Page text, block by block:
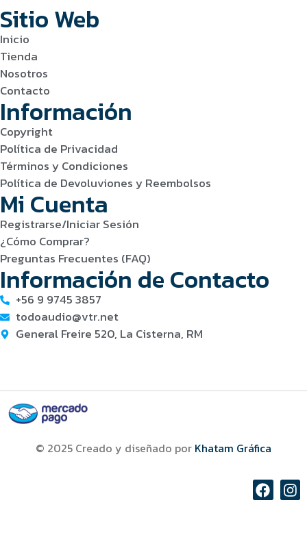
Sitio Web
Inicio
Tienda
Nosotros
Contacto
Información
Copyright
Política de Privacidad
Términos y Condiciones
Política de Devoluviones y Reembolsos
Mi Cuenta
Registrarse/Iniciar Sesión
¿Cómo Comprar?
Preguntas Frecuentes (FAQ)
Información de Contacto
+56 9 9745 3857
todoaudio@vtr.net
General Freire 520, La Cisterna, RM
© 2025 Creado y diseñado por Khatam Gráfica